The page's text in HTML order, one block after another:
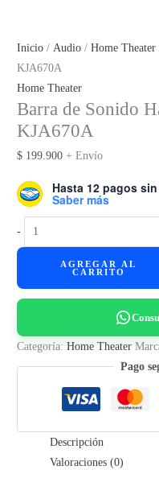
Inicio /Audio /Home Theater
KJA670A
Home Theater
Barra de Sonido
KJA670A
$ 199.900 + Envío
Hasta 12 pagos
Saber más
-
Barra
de
KJA670A
cantidad
AGREGAR AL
CARRITO
Categoría:Home Theater
Pago
Descripción
Valoraciones (0)